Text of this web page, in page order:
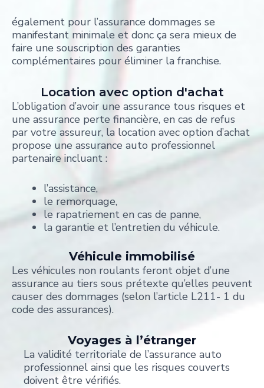
également pour l’assurance dommages se
manifestant minimale et donc ça sera mieux de
faire une souscription des garanties
complémentaires pour éliminer la franchise.
Location avec option d'achat
L’obligation d’avoir une assurance tous risques et
une assurance perte financière, en cas de refus
par votre assureur, la location avec option d’achat
propose une assurance auto professionnel
partenaire incluant :
l’assistance,
le remorquage,
le rapatriement en cas de panne,
la garantie et l’entretien du véhicule.
Véhicule immobilisé
Les véhicules non roulants feront objet d’une
assurance au tiers sous prétexte qu’elles peuvent
causer des dommages (selon l’article L211- 1 du
code des assurances).
Voyages à l’étranger
La validité territoriale de l’assurance auto
professionnel ainsi que les risques couverts
doivent être vérifiés.